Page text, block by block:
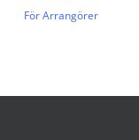
För Arrangörer